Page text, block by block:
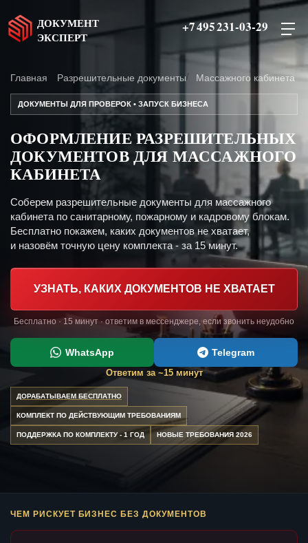
ДОКУМЕНТ
ЭКСПЕРТ
+7 495 231-03-29
Главная Разрешительные документы Массажного кабинета
ДОКУМЕНТЫ ДЛЯ ПРОВЕРОК • ЗАПУСК БИЗНЕСА
ОФОРМЛЕНИЕ РАЗРЕШИТЕЛЬНЫХ
ДОКУМЕНТОВ ДЛЯ МАССАЖНОГО
КАБИНЕТА
Соберем разрешительные документы для массажного
кабинета по санитарному, пожарному и кадровому блокам.
Бесплатно покажем, каких документов не хватает,
и назовём точную цену комплекта - за 15 минут.
УЗНАТЬ, КАКИХ ДОКУМЕНТОВ НЕ ХВАТАЕТ
Бесплатно · 15 минут · ответим в мессенджере, если звонить неудобно
WhatsApp Telegram
Ответим за ~15 минут
ДОРАБАТЫВАЕМ БЕСПЛАТНО
КОМПЛЕКТ ПО ДЕЙСТВУЮЩИМ ТРЕБОВАНИЯМ
ПОДДЕРЖКА ПО КОМПЛЕКТУ - 1 ГОД НОВЫЕ ТРЕБОВАНИЯ 2026
ЧЕМ РИСКУЕТ БИЗНЕС БЕЗ ДОКУМЕНТОВ